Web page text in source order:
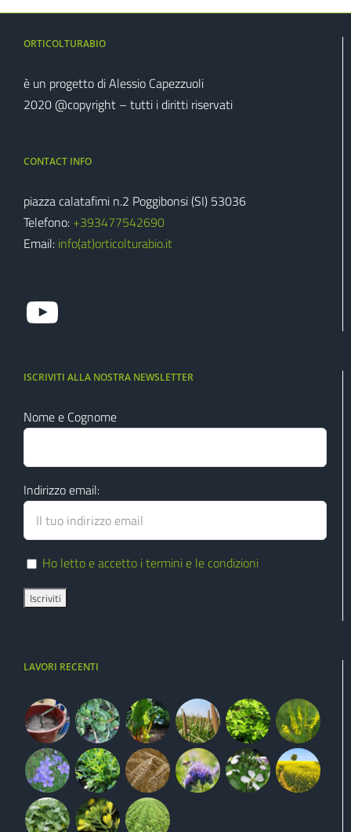
ORTICOLTURABIO
è un progetto di Alessio Capezzuoli
2020 @copyright – tutti i diritti riservati
CONTACT INFO
piazza calatafimi n.2 Poggibonsi (SI) 53036
Telefono: +39‭3477542690‬
Email: info(at)orticolturabio.it
ISCRIVITI ALLA NOSTRA NEWSLETTER
Nome e Cognome
Indirizzo email:
Ho letto e accetto i termini e le condizioni
LAVORI RECENTI